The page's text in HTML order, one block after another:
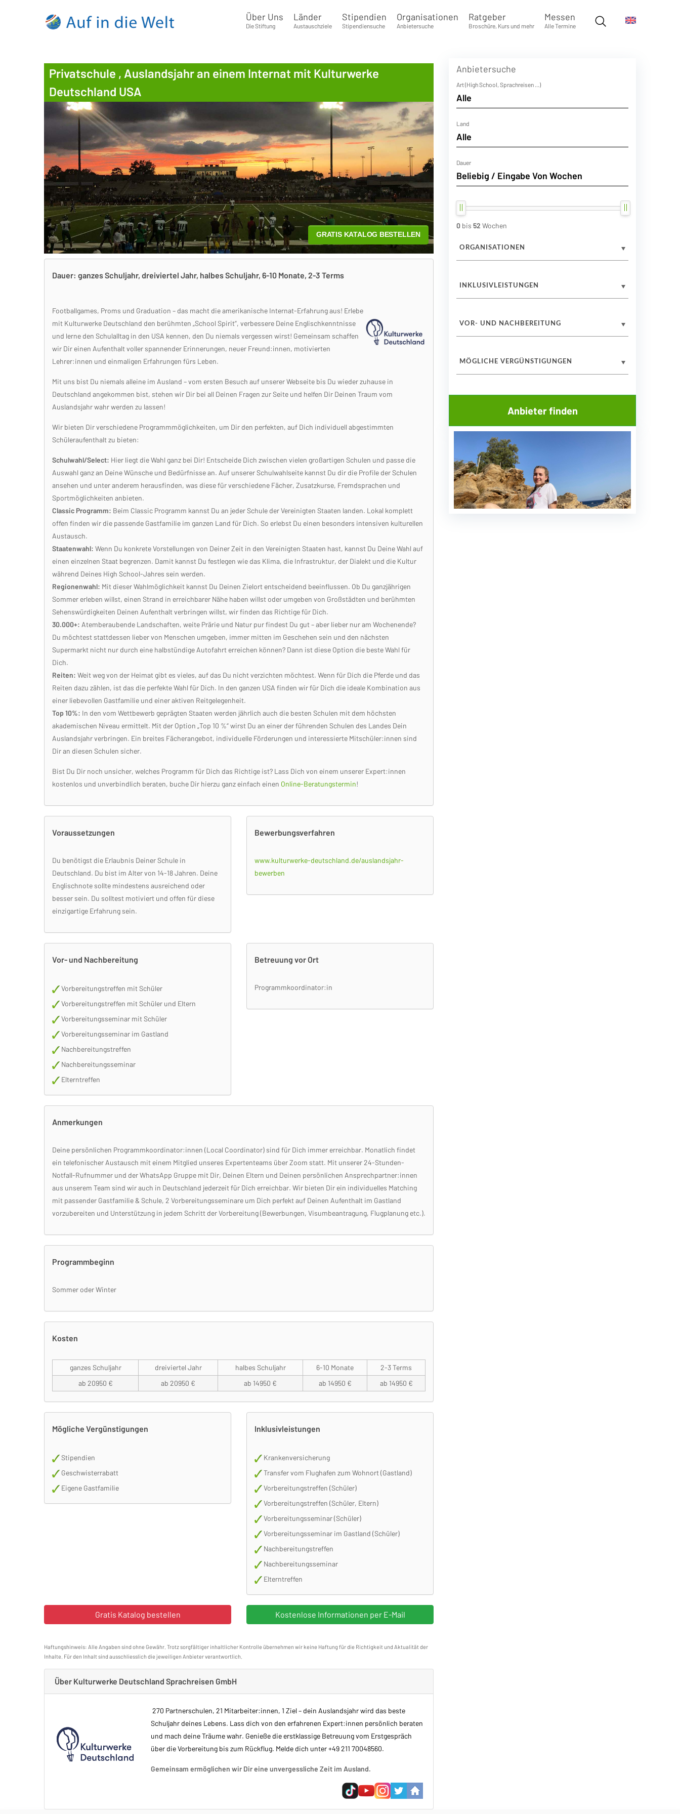
Über Uns
Die Stiftung
Länder
Austauschziele
Stipendien
Stipendiensuche
Organisationen
Anbietersuche
Ratgeber
Broschüre, Kurs und mehr
Messen
Alle Termine
Privatschule , Auslandsjahr an einem Internat mit Kulturwerke
Deutschland USA
Dauer: ganzes Schuljahr, dreiviertel Jahr, halbes Schuljahr, 6-10 Monate, 2-3 Terms
Footballgames, Proms und Graduation – das macht die amerikanische Internat-Erfahrung aus! Erlebe
mit Kulturwerke Deutschland den berühmten „School Spirit“, verbessere Deine Englischkenntnisse
und lerne den Schulalltag in den USA kennen, den Du niemals vergessen wirst! Gemeinsam schaffen
wir Dir einen Aufenthalt voller spannender Erinnerungen, neuer Freund:innen, motivierten
Lehrer:innen und einmaligen Erfahrungen fürs Leben.
Mit uns bist Du niemals alleine im Ausland – vom ersten Besuch auf unserer Webseite bis Du wieder zuhause in
Deutschland angekommen bist, stehen wir Dir bei all Deinen Fragen zur Seite und helfen Dir Deinen Traum vom
Auslandsjahr wahr werden zu lassen!
Wir bieten Dir verschiedene Programmmöglichkeiten, um Dir den perfekten, auf Dich individuell abgestimmten
Schüleraufenthalt zu bieten:
Schulwahl/Select: Hier liegt die Wahl ganz bei Dir! Entscheide Dich zwischen vielen großartigen Schulen und passe die
Auswahl ganz an Deine Wünsche und Bedürfnisse an. Auf unserer Schulwahlseite kannst Du dir die Profile der Schulen
ansehen und unter anderem herausfinden, was diese für verschiedene Fächer, Zusatzkurse, Fremdsprachen und
Sportmöglichkeiten anbieten.
Classic Programm: Beim Classic Programm kannst Du an jeder Schule der Vereinigten Staaten landen. Lokal komplett
offen finden wir die passende Gastfamilie im ganzen Land für Dich. So erlebst Du einen besonders intensiven kulturellen
Austausch.
Staatenwahl: Wenn Du konkrete Vorstellungen von Deiner Zeit in den Vereinigten Staaten hast, kannst Du Deine Wahl auf
einen einzelnen Staat begrenzen. Damit kannst Du festlegen wie das Klima, die Infrastruktur, der Dialekt und die Kultur
während Deines High School-Jahres sein werden.
Regionenwahl: Mit dieser Wahlmöglichkeit kannst Du Deinen Zielort entscheidend beeinflussen. Ob Du ganzjährigen
Sommer erleben willst, einen Strand in erreichbarer Nähe haben willst oder umgeben von Großstädten und berühmten
Sehenswürdigkeiten Deinen Aufenthalt verbringen willst, wir finden das Richtige für Dich.
30.000+: Atemberaubende Landschaften, weite Prärie und Natur pur findest Du gut – aber lieber nur am Wochenende?
Du möchtest stattdessen lieber von Menschen umgeben, immer mitten im Geschehen sein und den nächsten
Supermarkt nicht nur durch eine halbstündige Autofahrt erreichen können? Dann ist diese Option die beste Wahl für
Dich.
Reiten: Weit weg von der Heimat gibt es vieles, auf das Du nicht verzichten möchtest. Wenn für Dich die Pferde und das
Reiten dazu zählen, ist das die perfekte Wahl für Dich. In den ganzen USA finden wir für Dich die ideale Kombination aus
einer liebevollen Gastfamilie und einer aktiven Reitgelegenheit.
Top 10%: In den vom Wettbewerb geprägten Staaten werden jährlich auch die besten Schulen mit dem höchsten
akademischen Niveau ermittelt. Mit der Option „Top 10 %“ wirst Du an einer der führenden Schulen des Landes Dein
Auslandsjahr verbringen. Ein breites Fächerangebot, individuelle Förderungen und interessierte Mitschüler:innen sind
Dir an diesen Schulen sicher.
Bist Du Dir noch unsicher, welches Programm für Dich das Richtige ist? Lass Dich von einem unserer Expert:innen
kostenlos und unverbindlich beraten, buche Dir hierzu ganz einfach einen Online-Beratungstermin!
Voraussetzungen
Du benötigst die Erlaubnis Deiner Schule in
Deutschland. Du bist im Alter von 14-18 Jahren. Deine
Englischnote sollte mindestens ausreichend oder
besser sein. Du solltest motiviert und offen für diese
einzigartige Erfahrung sein.
Bewerbungsverfahren
www.kulturwerke-deutschland.de/auslandsjahr-
bewerben
Vor- und Nachbereitung
Vorbereitungstreffen mit Schüler
Vorbereitungstreffen mit Schüler und Eltern
Vorbereitungsseminar mit Schüler
Vorbereitungsseminar im Gastland
Nachbereitungstreffen
Nachbereitungsseminar
Elterntreffen
Betreuung vor Ort
Programmkoordinator:in
Anmerkungen
Deine persönlichen Programmkoordinator:innen (Local Coordinator) sind für Dich immer erreichbar. Monatlich findet
ein telefonischer Austausch mit einem Mitglied unseres Expertenteams über Zoom statt. Mit unserer 24-Stunden-
Notfall-Rufnummer und der WhatsApp Gruppe mit Dir, Deinen Eltern und Deinen persönlichen Ansprechpartner:innen
aus unserem Team sind wir auch in Deutschland jederzeit für Dich erreichbar. Wir bieten Dir ein individuelles Matching
mit passender Gastfamilie & Schule, 2 Vorbereitungsseminare um Dich perfekt auf Deinen Aufenthalt im Gastland
vorzubereiten und Unterstützung in jedem Schritt der Vorbereitung (Bewerbungen, Visumbeantragung, Flugplanung etc.).
Programmbeginn
Sommer oder Winter
Kosten
ganzes Schuljahr dreiviertel Jahr halbes Schuljahr 6-10 Monate
2-3 Terms
ab 20950 €
ab 20950 € ab 14950 € ab 14950 € ab 14950 €
Mögliche Vergünstigungen
Stipendien
Geschwisterrabatt
Eigene Gastfamilie
Inklusivleistungen
Krankenversicherung
Transfer vom Flughafen zum Wohnort (Gastland)
Vorbereitungstreffen (Schüler)
Vorbereitungstreffen (Schüler, Eltern)
Vorbereitungsseminar (Schüler)
Vorbereitungsseminar im Gastland (Schüler)
Nachbereitungstreffen
Nachbereitungsseminar
Elterntreffen
Haftungshinweis: Alle Angaben sind ohne Gewähr. Trotz sorgfältiger inhaltlicher Kontrolle übernehmen wir keine Haftung für die Richtigkeit und Aktualität der
Inhalte. Für den Inhalt sind ausschliesslich die jeweiligen Anbieter verantwortlich.
Über Kulturwerke Deutschland Sprachreisen GmbH
270 Partnerschulen, 21 Mitarbeiter:innen, 1 Ziel – dein Auslandsjahr wird das beste
Schuljahr deines Lebens. Lass dich von den erfahrenen Expert:innen persönlich beraten
und mach deine Träume wahr. Genieße die erstklassige Betreuung vom Erstgespräch
über die Vorbereitung bis zum Rückflug. Melde dich unter +49 211 70048560.
Gemeinsam ermöglichen wir Dir eine unvergessliche Zeit im Ausland.
Anbietersuche
Art (High School, Sprachreisen ...)
Land
Dauer
0 bis 52 Wochen
ORGANISATIONEN
INKLUSIVLEISTUNGEN
VOR- UND NACHBEREITUNG
MÖGLICHE VERGÜNSTIGUNGEN